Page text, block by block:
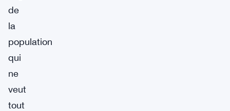
de
la
population
qui
ne
veut
tout